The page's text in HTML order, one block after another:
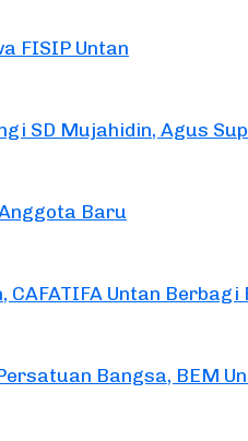
FISIP Untan
SD Mujahidin, Agus
Baru
CAFATIFA Untan Berbagi
Bangsa, BEM